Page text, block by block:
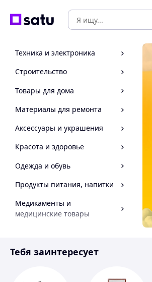
Техника и электроника
Строительство
Товары для дома
Материалы для ремонта
Аксессуары и украшения
Красота и здоровье
Одежда и обувь
Продукты питания, напитки
Медикаменты и
медицинские товары
Инструмент
Тебя заинтересует